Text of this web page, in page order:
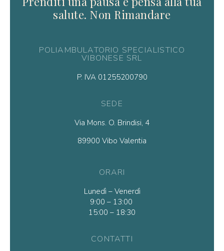
salute. Non Rimandare
POLIAMBULATORIO SPECIALISTICO
VIBONESE SRL
P. IVA 01255200790
SEDE
Via Mons. O. Brindisi, 4
89900 Vibo Valentia
ORARI
Lunedì – Venerdì
9:00 – 13:00
15:00 – 18:30
CONTATTI